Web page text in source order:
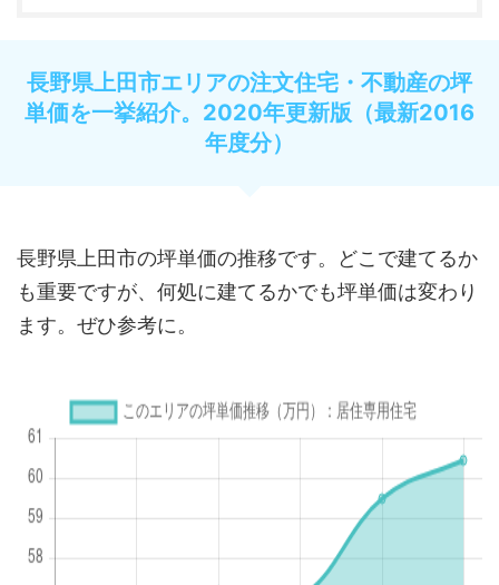
長野県上田市エリアの注文住宅・不動産の坪
単価を一挙紹介。2020年更新版（最新2016
年度分）
長野県上田市の坪単価の推移です。どこで建てるか
も重要ですが、何処に建てるかでも坪単価は変わり
ます。ぜひ参考に。